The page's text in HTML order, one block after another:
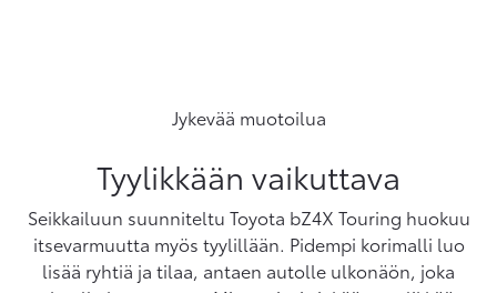
Jykevää muotoilua
Tyylikkään vaikuttava
Seikkailuun suunniteltu Toyota bZ4X Touring huokuu
itsevarmuutta myös tyylillään. Pidempi korimalli luo
lisää ryhtiä ja tilaa, antaen autolle ulkonäön, joka